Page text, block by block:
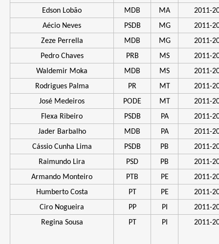
Edson Lobão
MDB MA
2011-
Aécio Neves
PSDB MG
2011-
Zeze Perrella
MDB MG
2011-
Pedro Chaves
PRB MS
2011-
Waldemir Moka
MDB MS
2011-
Rodrigues Palma
PR MT
2011-
José Medeiros
PODE MT
2011-
Flexa Ribeiro
PSDB PA
2011-
Jader Barbalho
MDB PA
2011-
Cássio Cunha Lima
PSDB PB
2011-
Raimundo Lira
PSD PB
2011-
Armando Monteiro
PTB PE
2011-
Humberto Costa
PT PE
2011-
Ciro Nogueira
PP PI
2011-
Regina Sousa
PT PI 2011-